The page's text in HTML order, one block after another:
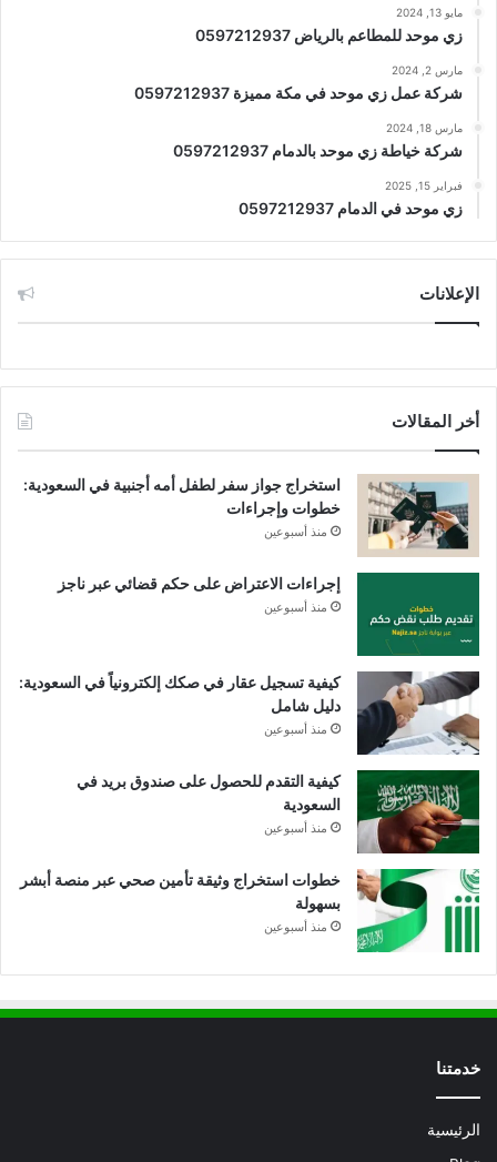
مايو 13, 2024
زي موحد للمطاعم بالرياض 0597212937
مارس 2, 2024
شركة عمل زي موحد في مكة مميزة 0597212937
مارس 18, 2024
شركة خياطة زي موحد بالدمام 0597212937
فبراير 15, 2025
زي موحد في الدمام 0597212937
الإعلانات
أخر المقالات
استخراج جواز سفر لطفل أمه أجنبية في السعودية:
خطوات وإجراءات
منذ أسبوعين
إجراءات الاعتراض على حكم قضائي عبر ناجز
منذ أسبوعين
كيفية تسجيل عقار في صكك إلكترونياً في السعودية:
دليل شامل
منذ أسبوعين
كيفية التقدم للحصول على صندوق بريد في
السعودية
منذ أسبوعين
خطوات استخراج وثيقة تأمين صحي عبر منصة أبشر
بسهولة
منذ أسبوعين
خدمتنا
الرئيسية